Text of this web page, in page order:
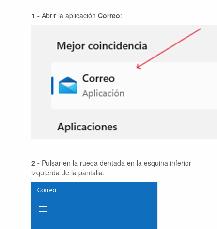
1 - Abrir la aplicación Correo:
2 - Pulsar en la rueda dentada en la esquina inferior
izquierda de la pantalla: